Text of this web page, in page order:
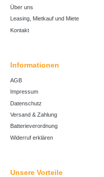
Unsere Vorteile
Über uns
Leasing, Mietkauf und Miete
Kontakt
Informationen
AGB
Impressum
Datenschutz
Versand & Zahlung
Batterieverordnung
Widerruf erklären